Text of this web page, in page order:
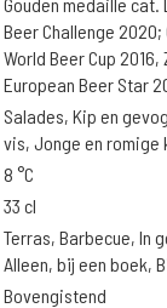
Beer Challenge
World Beer Cup
European Beer Star
Salades, Kip en
vis, Jonge en romige
8 °C
33 cl
Terras, Barbecue, In
Alleen, bij een boek,
Bovengistend